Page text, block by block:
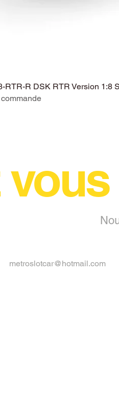
RTR-R DSK RTR Version 1:8
metroslotcar@hotmail.com